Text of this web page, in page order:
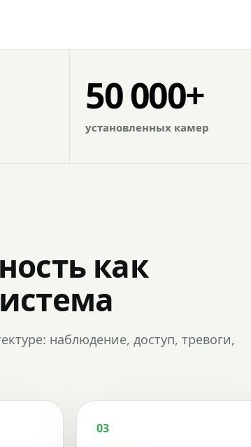
50 000+
установленных камер
как
наблюдение, доступ, тревоги,
03